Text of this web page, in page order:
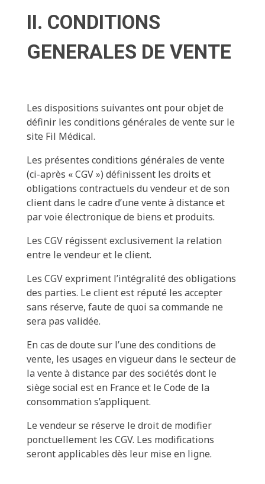
II. CONDITIONS
GENERALES DE VENTE
Les dispositions suivantes ont pour objet de
définir les conditions générales de vente sur le
site Fil Médical.
Les présentes conditions générales de vente
(ci-après « CGV ») définissent les droits et
obligations contractuels du vendeur et de son
client dans le cadre d’une vente à distance et
par voie électronique de biens et produits.
Les CGV régissent exclusivement la relation
entre le vendeur et le client.
Les CGV expriment l’intégralité des obligations
des parties. Le client est réputé les accepter
sans réserve, faute de quoi sa commande ne
sera pas validée.
En cas de doute sur l’une des conditions de
vente, les usages en vigueur dans le secteur de
la vente à distance par des sociétés dont le
siège social est en France et le Code de la
consommation s’appliquent.
Le vendeur se réserve le droit de modifier
ponctuellement les CGV. Les modifications
seront applicables dès leur mise en ligne.